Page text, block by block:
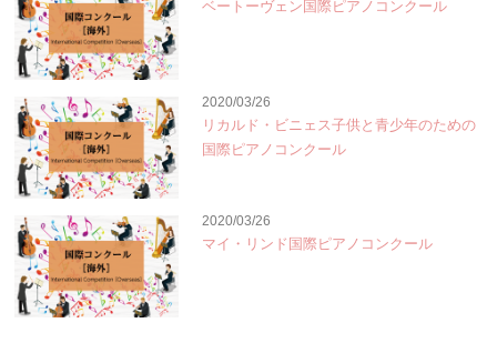
ベートーヴェン国際ピアノコンクール
2020/03/26
リカルド・ビニェス子供と青少年のための
国際ピアノコンクール
2020/03/26
マイ・リンド国際ピアノコンクール